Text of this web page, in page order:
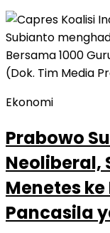
Ekonomi
Prabowo
Neoliberal,
Menetes
Pancasila